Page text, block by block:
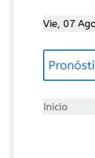
t
g
í
Vie, 07
Inicio